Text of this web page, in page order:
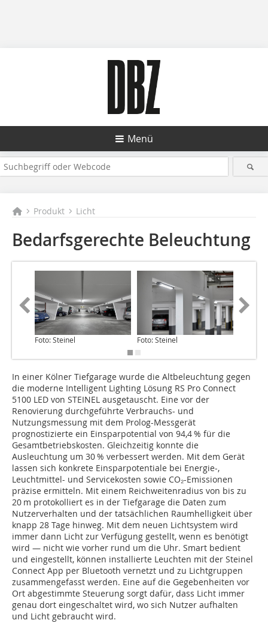
Menü
Produkt Licht
Bedarfsgerechte Beleuchtung
Foto: Steinel Foto: Steinel
In einer Kölner Tiefgarage wurde die Altbeleuchtung gegen
die moderne Intelligent Lighting Lösung RS Pro Connect
5100 LED von STEINEL ausgetauscht. Eine vor der
Renovierung durchgeführte Verbrauchs- und
Nutzungsmessung mit dem Prolog-Messgerät
prognostizierte ein Einsparpotential von 94,4 % für die
Gesamtbetriebskosten. Gleichzeitig konnte die
Ausleuchtung um 30 % verbessert werden. Mit dem Gerät
lassen sich konkrete Einsparpotentiale bei Energie-,
Leuchtmittel- und Servicekosten sowie CO₂-Emissionen
präzise ermitteln. Mit einem Reichweitenradius von bis zu
20 m protokolliert es in der Tiefgarage die Daten zum
Nutzerverhalten und der tatsächlichen Raumhelligkeit über
knapp 28 Tage hinweg. Mit dem neuen Lichtsystem wird
immer dann Licht zur Verfügung gestellt, wenn es benötigt
wird — nicht wie vorher rund um die Uhr. Smart bedient
und eingestellt, können installierte Leuchten mit der Steinel
Connect App per Bluetooth vernetzt und zu Lichtgruppen
zusammengefasst werden. Eine auf die Gegebenheiten vor
Ort abgestimmte Steuerung sorgt dafür, dass Licht immer
genau dort eingeschaltet wird, wo sich Nutzer aufhalten
und Licht gebraucht wird.